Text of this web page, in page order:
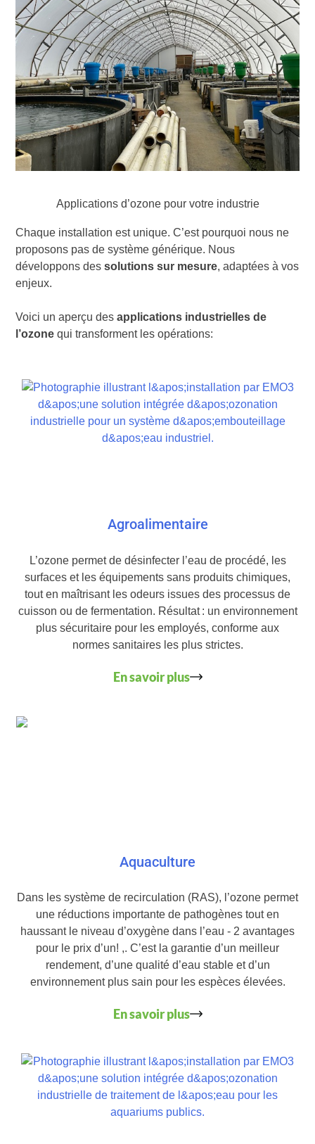
Applications d’ozone pour votre industrie
Chaque installation est unique. C’est pourquoi nous ne
proposons pas de système générique. Nous
développons dessolutions sur mesure, adaptées à vos
enjeux.
Voici un aperçu desapplications industrielles de
l’ozone qui transforment les opérations:
Agroalimentaire
L’ozone permet de désinfecter l’eau de procédé, les
surfaces et les équipements sans produits chimiques,
tout en maîtrisant les odeurs issues des processus de
cuisson ou de fermentation. Résultat : un environnement
plus sécuritaire pour les employés, conforme aux
normes sanitaires les plus strictes.
En savoir plus
Aquaculture
Dans les système de recirculation (RAS), l’ozone permet
une réductions importante de pathogènes tout en
haussant le niveau d’oxygène dans l’eau - 2 avantages
pour le prix d’un! ,. C’est la garantie d’un meilleur
rendement, d’une qualité d’eau stable et d’un
environnement plus sain pour les espèces élevées.
En savoir plus